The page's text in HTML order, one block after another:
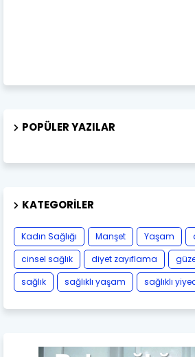
POPÜLER YAZILAR
KATEGORILER
Kadın Sağlığı Manşet Yaşam
cinsel sağlık
diyet zayıflama
sağlık
sağlıklı yaşam sağlıklı